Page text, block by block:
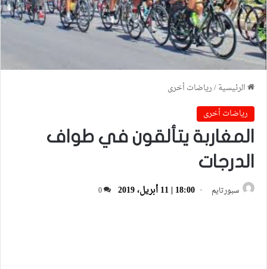
الرئيسية/رياضات أخرى
رياضات أخرى
المغاربة يتألقون في طواف
الدرجات
سبورتايم 18:00 | 11 أبريل، 2019 0